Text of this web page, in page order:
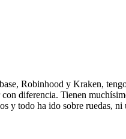
Robinhood y Kraken,
diferencia. Tienen
y todo ha ido sobre ruedas, ni